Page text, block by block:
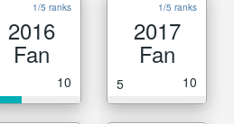
1/5 ranks
2016
Fan
10
1/5 ranks
2017
Fan
5 10